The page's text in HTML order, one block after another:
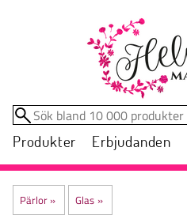
Produkter Erbjudanden
Pärlor‪» Glas ‪»